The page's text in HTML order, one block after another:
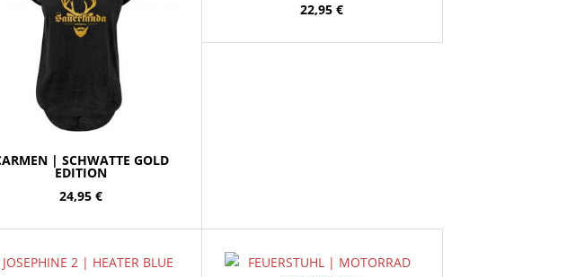
| SCHWATTE GOLD
EDITION
24,95€
22,95€